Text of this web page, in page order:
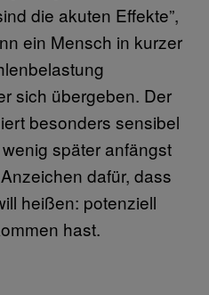
die akuten Effekte”,
ein Mensch in kurzer
sich übergeben. Der
besonders sensibel
später anfängst
dafür, dass
heißen: potenziell
hast.